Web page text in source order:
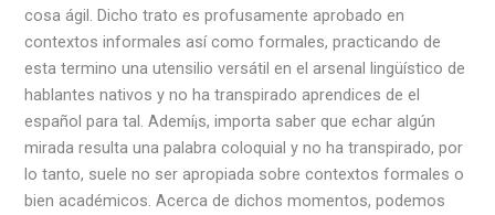
cosa ágil. Dicho trato es profusamente aprobado en
contextos informales así­ como formales, practicando de
esta termino una utensilio versátil en el arsenal lingüístico de
hablantes nativos y no ha transpirado aprendices de el
español para tal. Ademí¡s, importa saber que echar algún
mirada resulta una palabra coloquial y no ha transpirado, por
lo tanto, suele no ser apropiada sobre contextos formales o
bien académicos. Acerca de dichos momentos, podemos